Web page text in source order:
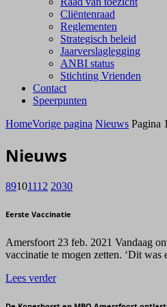
Cliëntenraad
Reglementen
Strategisch beleid
Jaarverslaglegging
ANBI status
Stichting Vrienden
Contact
Speerpunten
HomeVorige pagina Nieuws Pagina
Nieuws
89101112 2030
Eerste Vaccinatie
Amersfoort 23 feb. 2021 Vandaag
vaccinatie te mogen zetten. ‘Dit was
Lees verder